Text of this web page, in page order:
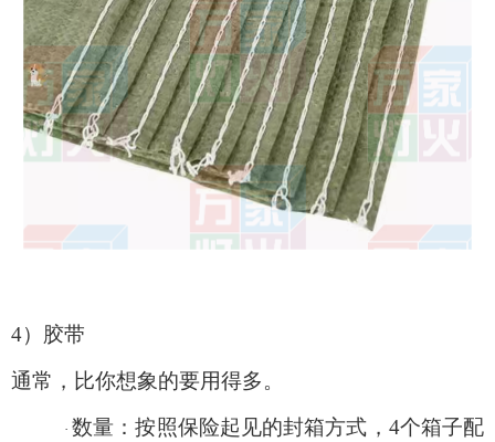
4）胶带
通常，比你想象的要用得多。
·数量：按照保险起见的封箱方式， 4个箱子配